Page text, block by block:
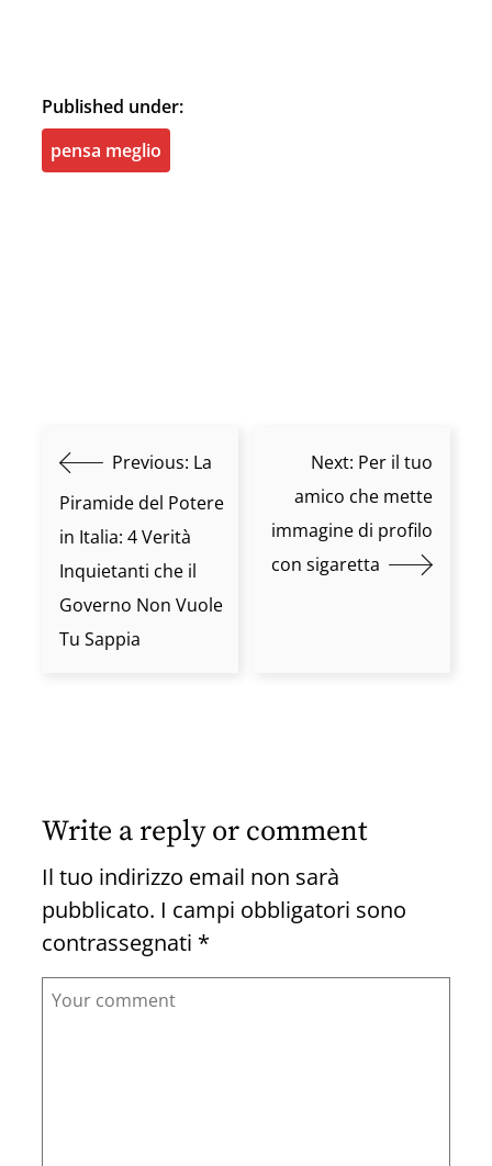
Published under:
pensa meglio
Previous: La
Piramide del Potere
in Italia: 4 Verità
Inquietanti che il
Governo Non Vuole
Tu Sappia
Next: Per il tuo
amico che mette
immagine di profilo
con sigaretta
Write a reply or comment
Il tuo indirizzo email non sarà
pubblicato. I campi obbligatori sono
contrassegnati *
Comment